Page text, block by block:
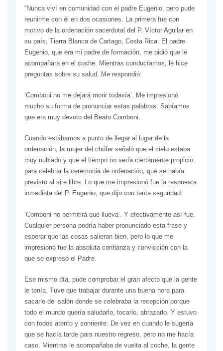
“Nunca viví en comunidad con el padre Eugenio, pero pude
reunirme con él en dos ocasiones. La primera fue con
motivo de la ordenación sacerdotal del P. Víctor Aguilar en
su país, Tierra Blanca de Cartago, Costa Rica. El padre
Eugenio, que era mi padre de formación, me pidió que le
acompañara en el coche. Mientras conducíamos, le hice
preguntas sobre su salud. Me respondió:
‘Comboni no me dejará morir todavía’. Me impresionó
mucho su forma de pronunciar estas palabras. Sabíamos
que era muy devoto del Beato Comboni.
Cuando estábamos a punto de llegar al lugar de la
ordenación, la mujer del chófer señaló que el cielo estaba
muy nublado y que el tiempo no sería ciertamente propicio
para celebrar la ceremonia de ordenación, que se había
previsto al aire libre. Lo que me impresionó fue la respuesta
inmediata del P. Eugenio, que dijo con tanta seguridad:
‘Comboni no permitirá que llueva’. Y efectivamente así fue.
Cualquier persona podría haber pronunciado esta frase y
esperar que las cosas salieran bien, pero lo que me
impresionó fue la absoluta confianza y convicción con la
que se expresó el Padre.
Ese mismo día, pude comprobar el gran afecto que la gente
le tenía. Tuve que trabajar durante una buena hora para
sacarlo del salón donde se celebraba la recepción porque
todo el mundo quería saludarlo, tocarlo, abrazarlo. Y estuvo
con todos atento y sonriente. De vez en cuando le sugería
que se hacía tarde para nuestro regreso, pero no me hacía
caso. Mientras le acompañaba de vuelta al coche, la gente